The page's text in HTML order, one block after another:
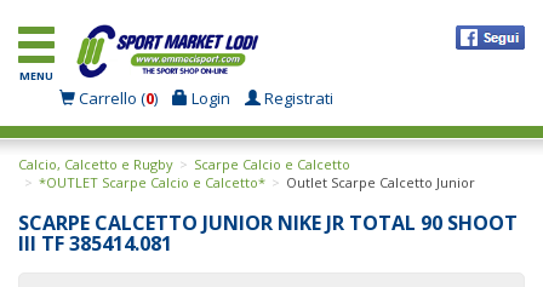
MENU
Carrello (0) Login Registrati
Calcio, Calcetto e Rugby
Scarpe Calcio e Calcetto
*OUTLET Scarpe Calcio e Calcetto*
Outlet Scarpe Calcetto Junior
SCARPE CALCETTO JUNIOR NIKE JR TOTAL 90 SHOOT
III TF 385414.081